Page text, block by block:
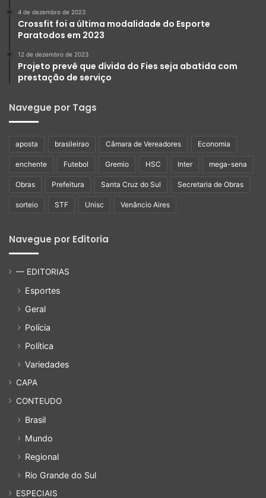
4 de dezembro de 2023
Crossfit foi a última modalidade do Esporte
Paratodos em 2023
12 de dezembro de 2023
Projeto prevê que dívida do Fies seja abatida com
prestação de serviço
Navegue por Tags
aposta brasileirao Câmara de Vereadores Economia
enchente Futebol Gremio HSC Inter mega-sena
Obras Prefeitura Santa Cruz do Sul Secretaria de Obras
sorteio STF Unisc Venâncio Aires
Navegue por Editoria
— EDITORIAS
Esportes
Geral
Polícia
Política
Variedades
CAPA
CONTEUDO
Brasil
Mundo
Regional
Rio Grande do Sul
ESPECIAIS